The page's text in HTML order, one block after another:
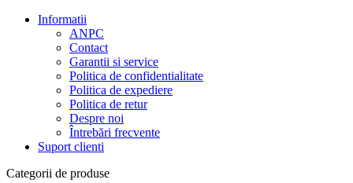
Informatii
ANPC
Contact
Garantii si service
Politica de confidentialitate
Politica de expediere
Politica de retur
Despre noi
Întrebări frecvente
Suport clienti
Categorii de produse